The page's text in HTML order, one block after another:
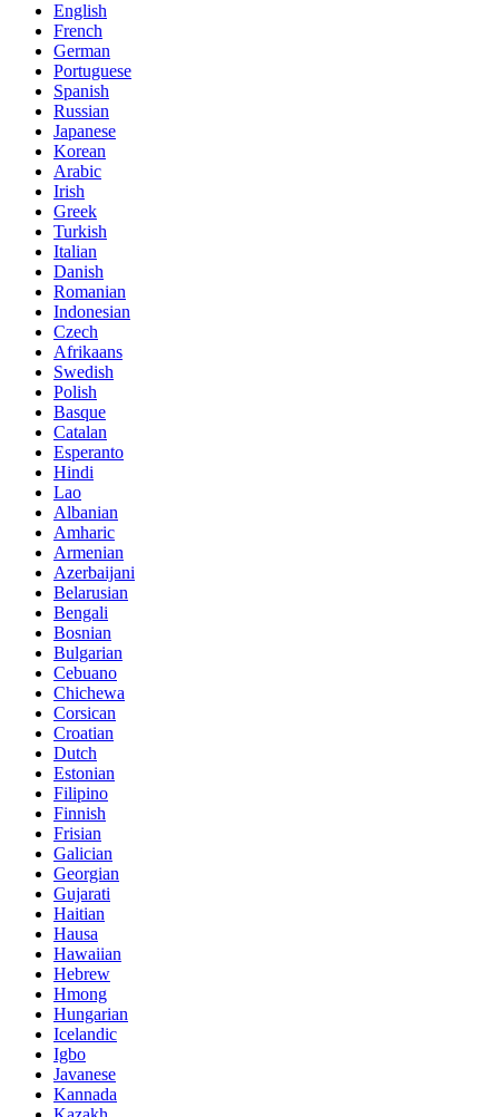
English
French
German
Portuguese
Spanish
Russian
Japanese
Korean
Arabic
Irish
Greek
Turkish
Italian
Danish
Romanian
Indonesian
Czech
Afrikaans
Swedish
Polish
Basque
Catalan
Esperanto
Hindi
Lao
Albanian
Amharic
Armenian
Azerbaijani
Belarusian
Bengali
Bosnian
Bulgarian
Cebuano
Chichewa
Corsican
Croatian
Dutch
Estonian
Filipino
Finnish
Frisian
Galician
Georgian
Gujarati
Haitian
Hausa
Hawaiian
Hebrew
Hmong
Hungarian
Icelandic
Igbo
Javanese
Kannada